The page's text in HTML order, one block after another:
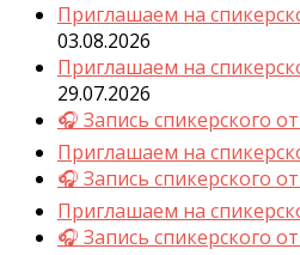
Приглашаем на
03.08.2026
Приглашаем на
29.07.2026
🎧 Запись спикерского
Приглашаем на
🎧 Запись спикерского
Приглашаем на
🎧 Запись спикерского